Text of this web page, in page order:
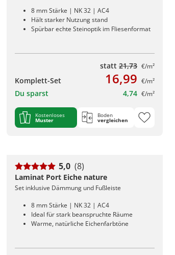
8 mm Stärke | NK 32 | AC4
Hält starker Nutzung stand
Spürbar echte Steinoptik im Fliesenformat
statt 21,73 €/m²
Komplett-Set 16,99 €/m²
Du sparst 4,74 €/m²
Kostenloses
Muster
Boden
vergleichen
5,0 (8)
Laminat Port Eiche nature
Set inklusive Dämmung und Fußleiste
8 mm Stärke | NK 32 | AC4
Ideal für stark beanspruchte Räume
Warme, natürliche Eichenfarbtöne